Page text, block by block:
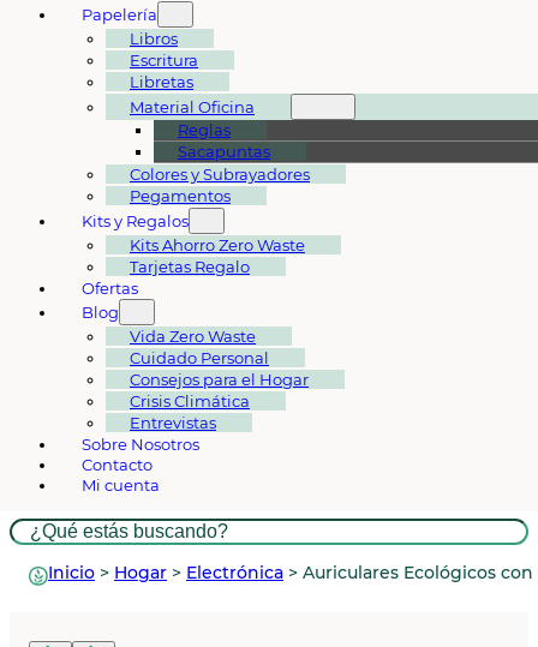
Papelería
Libros
Escritura
Libretas
Material Oficina
Reglas
Sacapuntas
Colores y Subrayadores
Pegamentos
Kits y Regalos
Kits Ahorro Zero Waste
Tarjetas Regalo
Ofertas
Blog
Vida Zero Waste
Cuidado Personal
Consejos para el Hogar
Crisis Climática
Entrevistas
Sobre Nosotros
Contacto
Mi cuenta
Buscar
Inicio > Hogar > Electrónica > Auriculares Ecológicos